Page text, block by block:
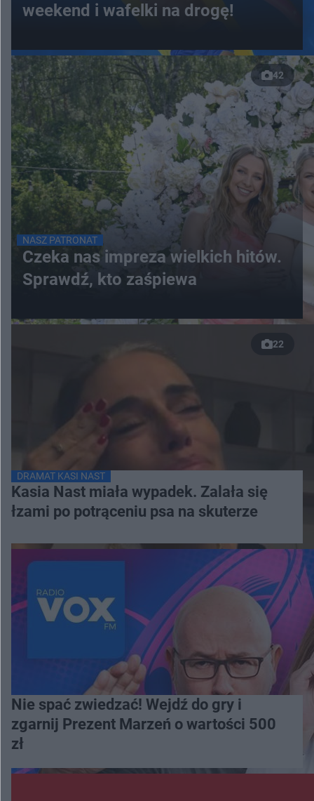
weekend i wafelki na drogę!
42
NASZ PATRONAT
Czeka nas impreza wielkich hitów.
Sprawdź, kto zaśpiewa
22
DRAMAT KASI NAST
Kasia Nast miała wypadek. Zalała się
łzami po potrąceniu psa na skuterze
Nie spać zwiedzać! Wejdź do gry i
zgarnij Prezent Marzeń o wartości 500
zł